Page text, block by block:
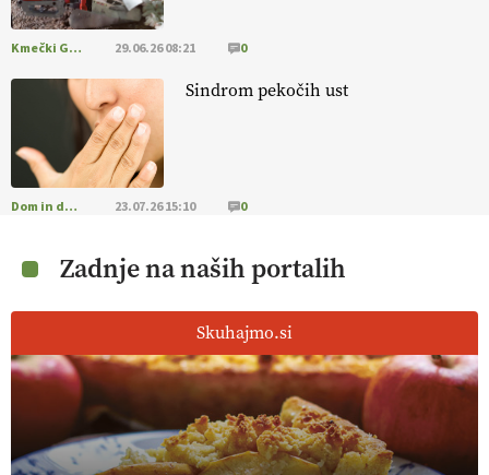
Kmečki Glas 29.06.26 08:21 0
Sindrom pekočih ust
Dom in družina 23.07.26 15:10 0
Zadnje na naših portalih
Skuhajmo.si